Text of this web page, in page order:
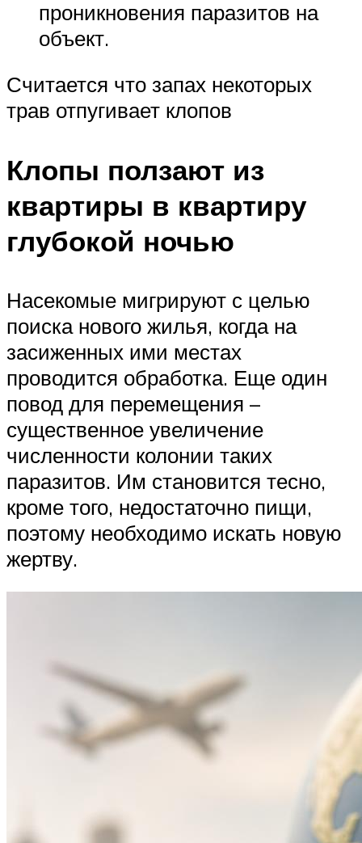
проникновения паразитов на
объект.
Считается что запах некоторых
трав отпугивает клопов
Клопы ползают из
квартиры в квартиру
глубокой ночью
Насекомые мигрируют с целью
поиска нового жилья, когда на
засиженных ими местах
проводится обработка. Еще один
повод для перемещения –
существенное увеличение
численности колонии таких
паразитов. Им становится тесно,
кроме того, недостаточно пищи,
поэтому необходимо искать новую
жертву.